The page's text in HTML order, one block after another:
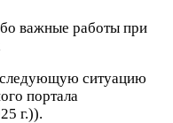
следующую ситуацию
портала
г.)).